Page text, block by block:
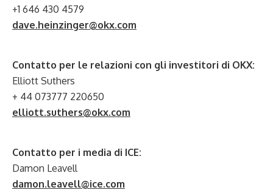
+1 646 430 4579
dave.heinzinger@okx.com
Contatto per le relazioni con gli investitori di OKX:
Elliott Suthers
+ 44 073777 220650
elliott.suthers@okx.com
Contatto per i media di ICE:
Damon Leavell
damon.leavell@ice.com